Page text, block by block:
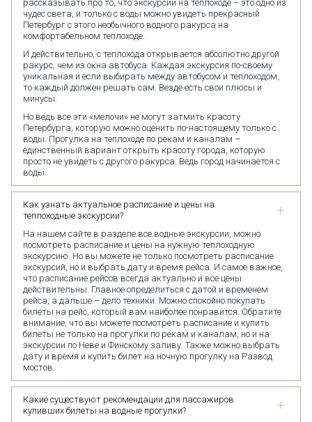
рассказывать про то, что экскурсии на теплоходе – это одно из
чудес света, и только с воды можно увидеть прекрасный
Петербург с этого необычного водного ракурса на
комфортабельном теплоходе.
И действительно, с теплохода открывается абсолютно другой
ракурс, чем из окна автобуса. Каждая экскурсия по-своему
уникальная и если выбирать между автобусом и теплоходом,
то каждый должен решать сам. Везде есть свои плюсы и
минусы.
Но ведь все эти «мелочи» не могут затмить красоту
Петербурга, которую можно оценить по-настоящему только с
воды. Прогулка на теплоходе по рекам и каналам –
единственный вариант открыть красоту города, которую
просто не увидеть с другого ракурса. Ведь город начинается с
воды.
Как узнать актуальное расписание и цены на
теплоходные экскурсии?
На нашем сайте в разделе все водные экскурсии, можно
посмотреть расписание и цены на нужную теплоходную
экскурсию. Но вы можете не только посмотреть расписание
экскурсий, но и выбрать дату и время рейса. И самое важное,
что расписание рейсов всегда актуально и все цены
действительны. Главное определиться с датой и временем
рейса, а дальше – дело техники. Можно спокойно покупать
билеты на рейс, который вам наиболее понравится. Обратите
внимание, что вы можете посмотреть расписание и купить
билеты не только на прогулки по рекам и каналам, но и на
экскурсии по Неве и Финскому заливу. Также можно выбрать
дату и время и купить билет на ночную прогулку на Развод
мостов.
Какие существуют рекомендации для пассажиров
купивших билеты на водные прогулки?